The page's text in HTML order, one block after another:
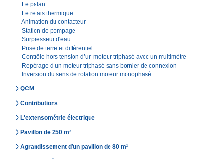
Le palan
Le relais thermique
Animation du contacteur
Station de pompage
Surpresseur d'eau
Prise de terre et différentiel
Contrôle hors tension d’un moteur triphasé avec un multimètre
Repérage d’un moteur triphasé sans bornier de connexion
Inversion du sens de rotation moteur monophasé
QCM
Contributions
L'extensométrie électrique
Pavillon de 250 m²
Agrandissement d’un pavillon de 80 m²